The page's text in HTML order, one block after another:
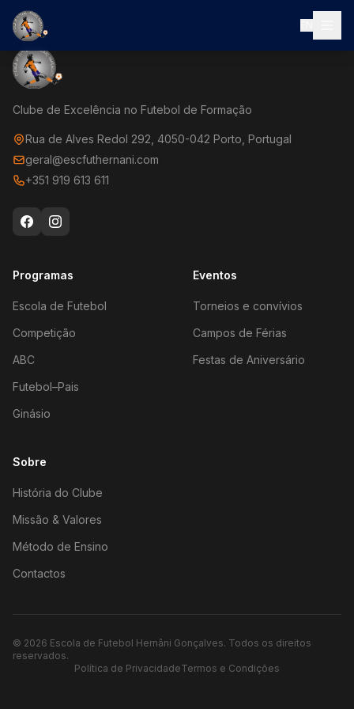
Clube de Excelência no Futebol de Formação
Rua de Alves Redol 292, 4050-042 Porto, Portugal
geral@escfuthernani.com
+351 919 613 611
Programas
Escola de Futebol
Competição
ABC
Futebol–Pais
Ginásio
Eventos
Torneios e convívios
Campos de Férias
Festas de Aniversário
Sobre
História do Clube
Missão & Valores
Método de Ensino
Contactos
© 2026 Escola de Futebol Hernâni Gonçalves. Todos os direitos
reservados.
Política de PrivacidadeTermos e Condições